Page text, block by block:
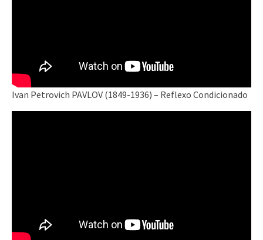
Ivan Petrovich PAVLOV (1849-1936) – Reflexo Condicionado